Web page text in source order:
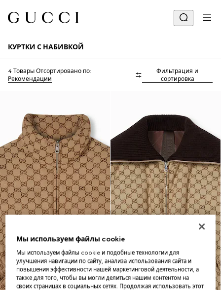
КУРТКИ С НАБИВКОЙ
4 Товары Отсортировано по:
Рекомендации
Фильтрация и
сортировка
Мы используем файлы cookie
Мы используем файлы cookie и подобные технологии для
улучшения навигации по сайту, анализа использования сайта и
повышения эффективности нашей маркетинговой деятельности, а
также для того, чтобы вы могли делиться нашим контентом на
своих страницах в социальных сетях. Продолжая использовать этот